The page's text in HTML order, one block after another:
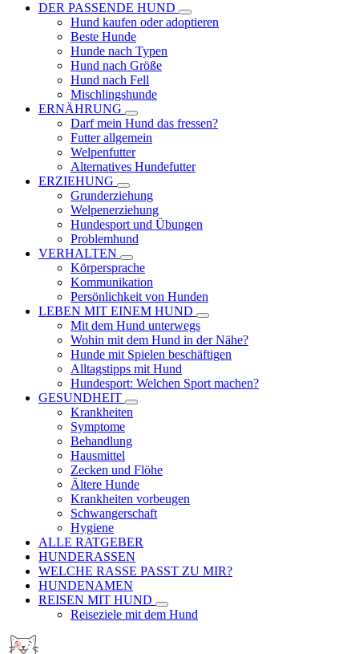
DER PASSENDE HUND
Hund kaufen oder adoptieren
Beste Hunde
Hunde nach Typen
Hund nach Größe
Hund nach Fell
Mischlingshunde
ERNÄHRUNG
Darf mein Hund das fressen?
Futter allgemein
Welpenfutter
Alternatives Hundefutter
ERZIEHUNG
Grunderziehung
Welpenerziehung
Hundesport und Übungen
Problemhund
VERHALTEN
Körpersprache
Kommunikation
Persönlichkeit von Hunden
LEBEN MIT EINEM HUND
Mit dem Hund unterwegs
Wohin mit dem Hund in der Nähe?
Hunde mit Spielen beschäftigen
Alltagstipps mit Hund
Hundesport: Welchen Sport machen?
GESUNDHEIT
Krankheiten
Symptome
Behandlung
Hausmittel
Zecken und Flöhe
Ältere Hunde
Krankheiten vorbeugen
Schwangerschaft
Hygiene
ALLE RATGEBER
HUNDERASSEN
WELCHE RASSE PASST ZU MIR?
HUNDENAMEN
REISEN MIT HUND
Reiseziele mit dem Hund